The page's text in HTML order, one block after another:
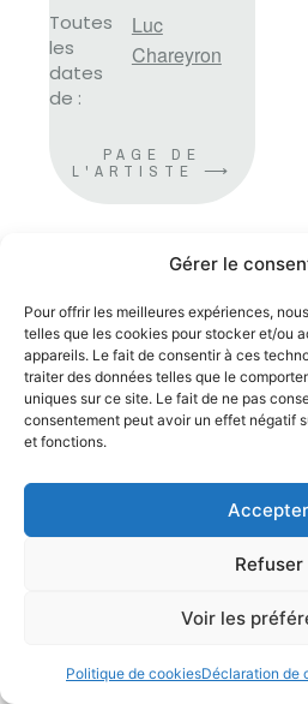
Gérer le
Pour offrir les meilleures expériences,
telles que les cookies pour stocker et/ou
appareils. Le fait de consentir à ces
traiter des données telles que le
uniques sur ce site. Le fait de ne pas
consentement peut avoir un effet négatif
et fonctions.
Accepter
Refuser
Voir les
Politique de cookiesDéclaration de
Toutes
les
dates
de :
Luc
Chareyron
PAGE DE
L'ARTISTE ⟶